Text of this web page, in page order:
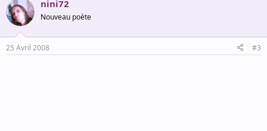
nini72
Nouveau poète
25 Avril 2008 #3